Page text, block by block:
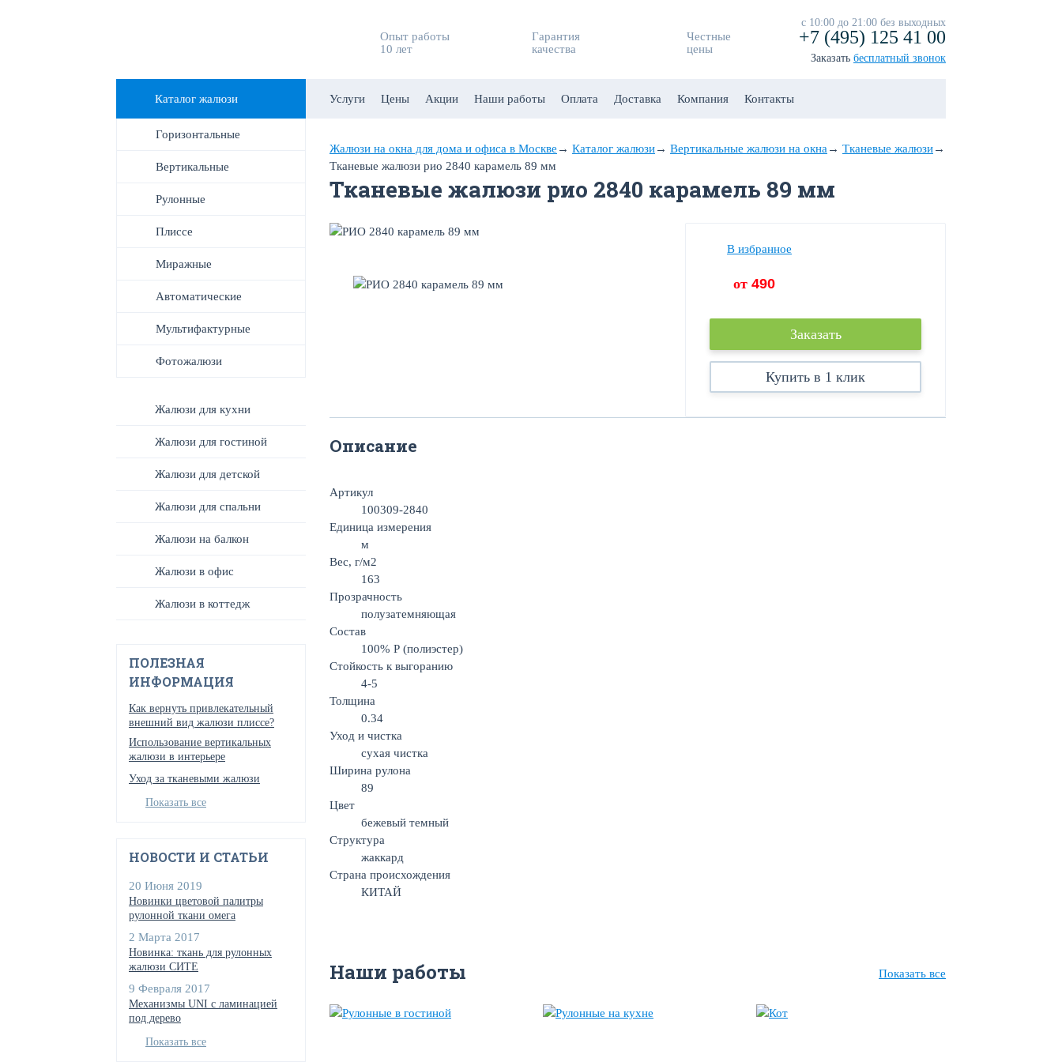
Опыт работы
10 лет
Гарантия
качества
Честные
цены
с 10:00 до 21:00 без выходных
+7 (495) 125 41 00
Заказать бесплатный звонок
Услуги Цены Акции Наши работы Оплата Доставка Компания Контакты
Каталог жалюзи
Горизонтальные
Вертикальные
Рулонные
Плиссе
Миражные
Автоматические
Мультифактурные
Фотожалюзи
Жалюзи для кухни
Жалюзи для гостиной
Жалюзи для детской
Жалюзи для спальни
Жалюзи на балкон
Жалюзи в офис
Жалюзи в коттедж
ПОЛЕЗНАЯ
ИНФОРМАЦИЯ
Как вернуть привлекательный
внешний вид жалюзи плиссе?
Использование вертикальных
жалюзи в интерьере
Уход за тканевыми жалюзи
Показать все
НОВОСТИ И СТАТЬИ
20 Июня 2019
Новинки цветовой палитры
рулонной ткани омега
2 Марта 2017
Новинка: ткань для рулонных
жалюзи СИТЕ
9 Февраля 2017
Механизмы UNI с ламинацией
под дерево
Показать все
Жалюзи на окна для дома и офиса в Москве → Каталог жалюзи→ Вертикальные жалюзи на окна → Тканевые жалюзи→
Тканевые жалюзи рио 2840 карамель 89 мм
Тканевые жалюзи рио 2840 карамель 89 мм
В избранное
от 490
Заказать
Купить в 1 клик
Описание
Артикул
100309-2840
Единица измерения
м
Вес, г/м2
163
Прозрачность
полузатемняющая
Состав
100% Р (полиэстер)
Стойкость к выгоранию
4-5
Толщина
0.34
Уход и чистка
сухая чистка
Ширина рулона
89
Цвет
бежевый темный
Структура
жаккард
Страна происхождения
КИТАЙ
Наши работы Показать все